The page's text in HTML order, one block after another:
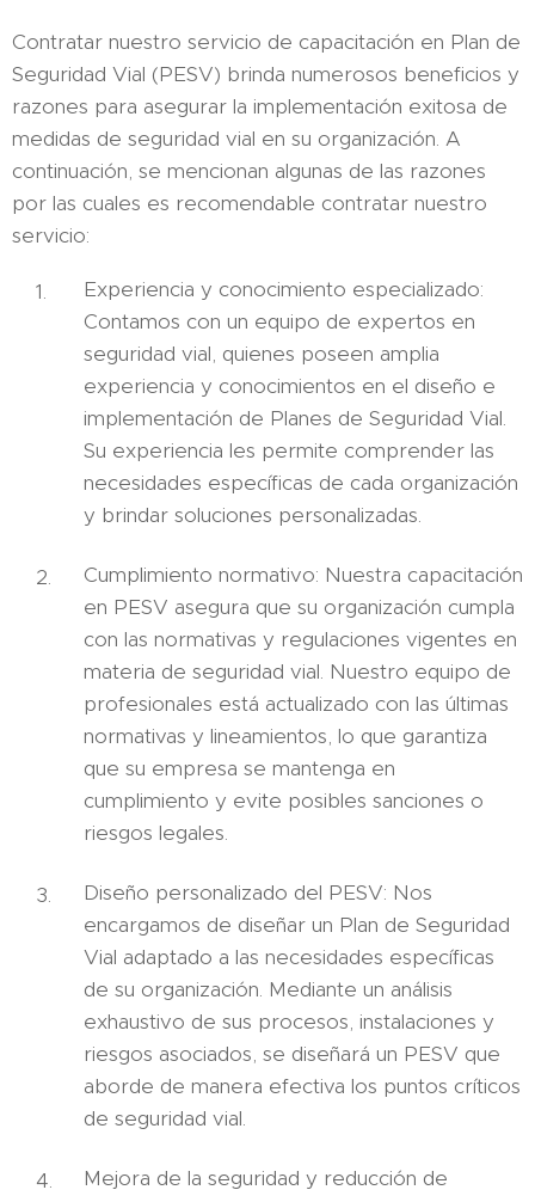
Contratar nuestro servicio de capacitación en Plan de
Seguridad Vial (PESV) brinda numerosos beneficios y
razones para asegurar la implementación exitosa de
medidas de seguridad vial en su organización. A
continuación, se mencionan algunas de las razones
por las cuales es recomendable contratar nuestro
servicio:
Experiencia y conocimiento especializado:
Contamos con un equipo de expertos en
seguridad vial, quienes poseen amplia
experiencia y conocimientos en el diseño e
implementación de Planes de Seguridad Vial.
Su experiencia les permite comprender las
necesidades específicas de cada organización
y brindar soluciones personalizadas.
Cumplimiento normativo: Nuestra capacitación
en PESV asegura que su organización cumpla
con las normativas y regulaciones vigentes en
materia de seguridad vial. Nuestro equipo de
profesionales está actualizado con las últimas
normativas y lineamientos, lo que garantiza
que su empresa se mantenga en
cumplimiento y evite posibles sanciones o
riesgos legales.
Diseño personalizado del PESV: Nos
encargamos de diseñar un Plan de Seguridad
Vial adaptado a las necesidades específicas
de su organización. Mediante un análisis
exhaustivo de sus procesos, instalaciones y
riesgos asociados, se diseñará un PESV que
aborde de manera efectiva los puntos críticos
de seguridad vial.
Mejora de la seguridad y reducción de